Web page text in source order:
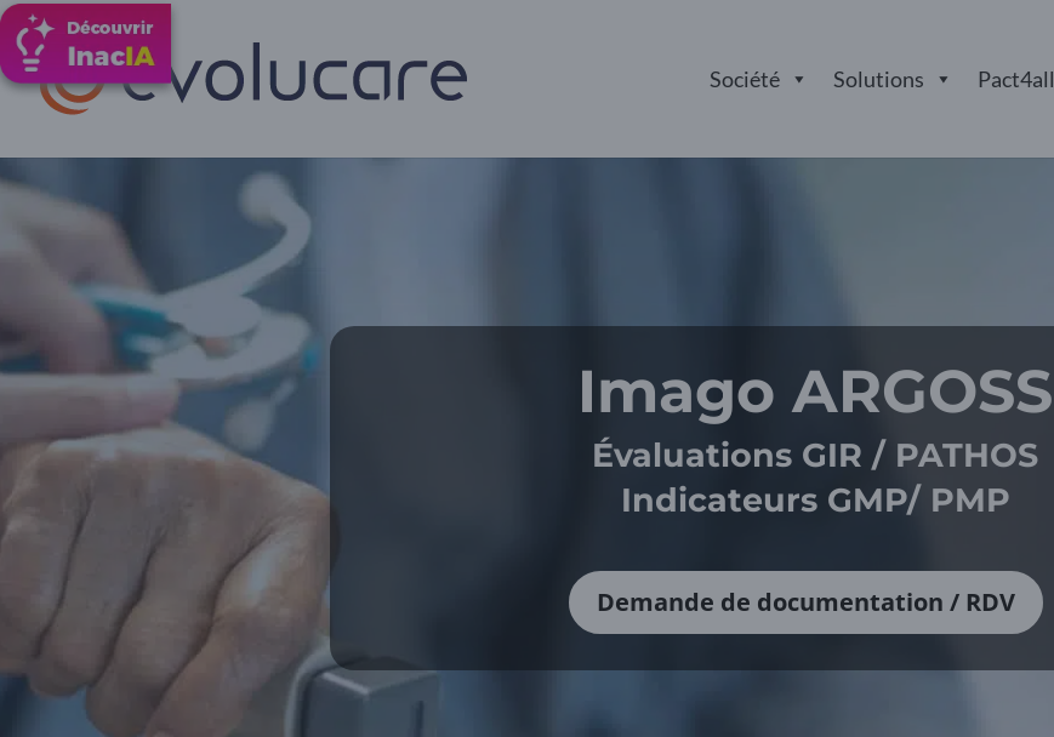
Société Solutions Pact4all
Imago ARGOSS
Évaluations GIR / PATHOS
Indicateurs GMP/ PMP
Demande de documentation / RDV